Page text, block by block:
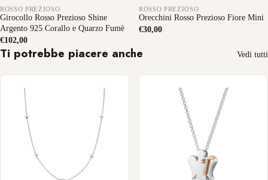
ROSSO PREZIOSO
Girocollo Rosso Prezioso Shine
Argento 925 Corallo e Quarzo Fumè
€102,00
ROSSO PREZIOSO
Orecchini Rosso Prezioso Fiore Mini
€30,00
Ti potrebbe piacere anche Vedi tutti